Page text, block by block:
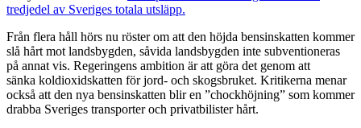
tredjedel av Sveriges totala utsläpp.
Från flera håll hörs nu röster om att den höjda bensinskatten kommer
slå hårt mot landsbygden, såvida landsbygden inte subventioneras
på annat vis. Regeringens ambition är att göra det genom att
sänka koldioxidskatten för jord- och skogsbruket. Kritikerna menar
också att den nya bensinskatten blir en ”chockhöjning” som kommer
drabba Sveriges transporter och privatbilister hårt.